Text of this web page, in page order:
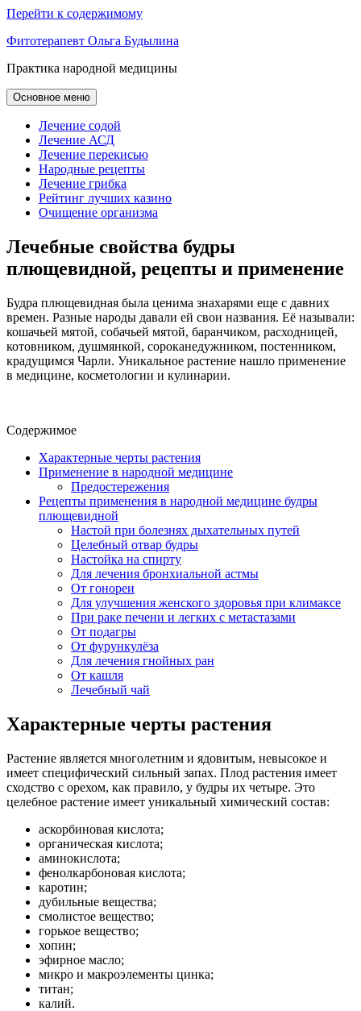
Перейти к содержимому
Фитотерапевт Ольга Будылина
Практика народной медицины
Основное меню
Лечение содой
Лечение АСД
Лечение перекисью
Народные рецепты
Лечение грибка
Рейтинг лучших казино
Очищение организма
Лечебные свойства будры
плющевидной, рецепты и применение
Будра плющевидная была ценима знахарями еще с давних
времен. Разные народы давали ей свои названия. Её называли:
кошачьей мятой, собачьей мятой, баранчиком, расходницей,
котовником, душмянкой, сороканедужником, постенником,
крадущимся Чарли. Уникальное растение нашло применение
в медицине, косметологии и кулинарии.
Содержимое
Характерные черты растения
Применение в народной медицине
Предостережения
Рецепты применения в народной медицине будры
плющевидной
Настой при болезнях дыхательных путей
Целебный отвар будры
Настойка на спирту
Для лечения бронхиальной астмы
От гонореи
Для улучшения женского здоровья при климаксе
При раке печени и легких с метастазами
От подагры
От фурункулёза
Для лечения гнойных ран
От кашля
Лечебный чай
Характерные черты растения
Растение является многолетним и ядовитым, невысокое и
имеет специфический сильный запах. Плод растения имеет
сходство с орехом, как правило, у будры их четыре. Это
целебное растение имеет уникальный химический состав:
аскорбиновая кислота;
органическая кислота;
аминокислота;
фенолкарбоновая кислота;
каротин;
дубильные вещества;
смолистое вещество;
горькое вещество;
хопин;
эфирное масло;
микро и макроэлементы цинка;
титан;
калий.